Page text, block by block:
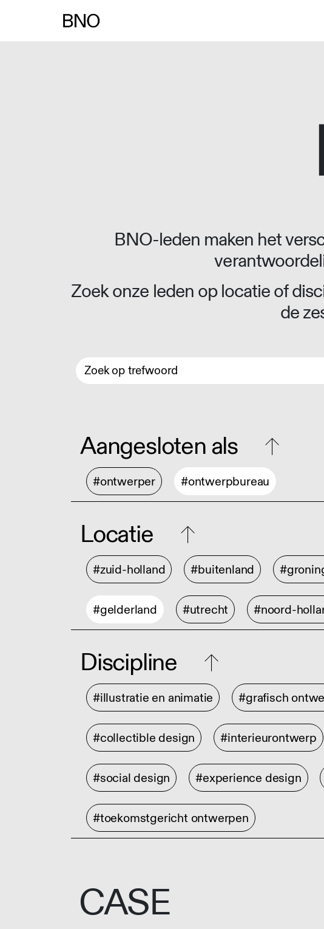
BNO-leden maken het
Zoek onze leden op locatie of
de
Aangesloten als
#ontwerper #ontwerpbureau
Locatie
#zuid-holland #buitenland
#gelderland #utrecht #noord-
Discipline
#illustratie en animatie #grafisch
#collectible design #interieurontwerp
#social design #experience design
#toekomstgericht ontwerpen
CASE